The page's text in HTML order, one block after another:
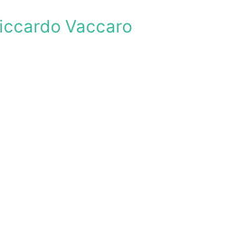
Vaccaro